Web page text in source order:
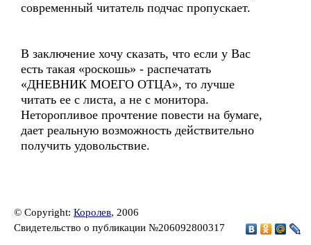
современный читатель подчас пропускает.
В заключение хочу сказать, что если у Вас
есть такая «роскошь» - распечатать
«ДНЕВНИК МОЕГО ОТЦА», то лучше
читать ее с листа, а не с монитора.
Неторопливое прочтение повести на бумаге,
дает реальную возможность действительно
получить удовольствие.
© Copyright: Королев, 2006
Свидетельство о публикации №206092800317